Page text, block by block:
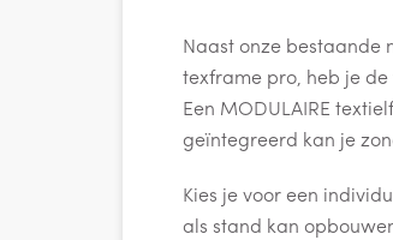
Naast onze bestaande
texframe pro, heb je de
Een MODULAIRE
geïntegreerd kan je
Kies je voor een
als stand kan